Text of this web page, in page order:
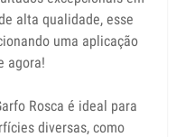
alta qualidade, esse
uma aplicação
agora!
Rosca é ideal para
diversas, como